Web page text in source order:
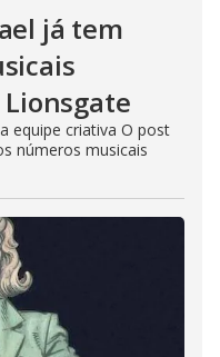
já tem
equipe criativa O post
números musicais